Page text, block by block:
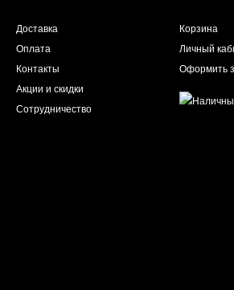
Доставка
Оплата
Контакты
Акции и скидки
Сотрудничество
Корзина
Личный
Оформить